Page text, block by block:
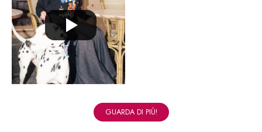
GUARDA DI PIÙ!